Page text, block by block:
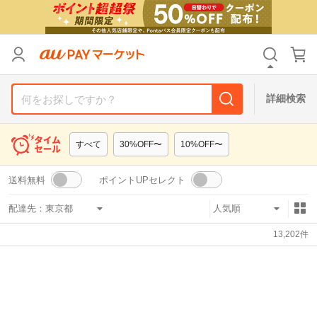
詳細検索
すべて 30%OFF〜 10%OFF〜
送料無料 ポイントUPセレクト
配達先：
13,202件
カテゴリ すべて
すべて
支払い方法 すべて
その他の条件
送料無料 タイムセール
Pontaパス特典対象すべて ポイントUPセレクトのみ
リセット
カテゴリ すべて
すべて
支払い方法 すべて
その他の条件
送料無料 タイムセール
Pontaパス特典対象すべて ポイントUPセレクトのみ